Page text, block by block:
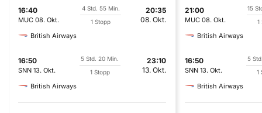
16:40
MUC 08. Okt.
4 Std. 55 Min.
1 Stopp
20:35
08. Okt.
British Airways
16:50
SNN 13. Okt.
5 Std. 20 Min.
1 Stopp
23:10
13. Okt.
British Airways
21:00
MUC 08. Okt.
15
1
British Airways
16:50
SNN 13. Okt.
5
1
British Airways